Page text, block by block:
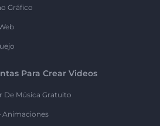
Gráfico
Para Crear Videos
De Música Gratuito
Animaciones